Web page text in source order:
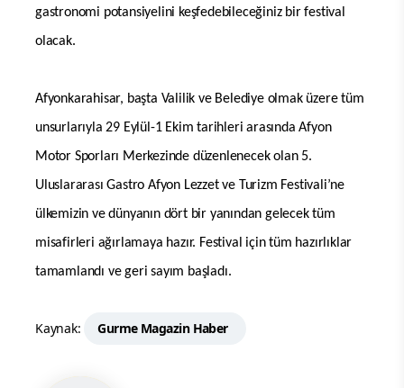
gastronomi potansiyelini keşfedebileceğiniz bir festival
olacak.
Afyonkarahisar, başta Valilik ve Belediye olmak üzere tüm
unsurlarıyla 29 Eylül-1 Ekim tarihleri arasında Afyon
Motor Sporları Merkezinde düzenlenecek olan 5.
Uluslararası Gastro Afyon Lezzet ve Turizm Festivali’ne
ülkemizin ve dünyanın dört bir yanından gelecek tüm
misafirleri ağırlamaya hazır. Festival için tüm hazırlıklar
tamamlandı ve geri sayım başladı.
Kaynak: Gurme Magazin Haber